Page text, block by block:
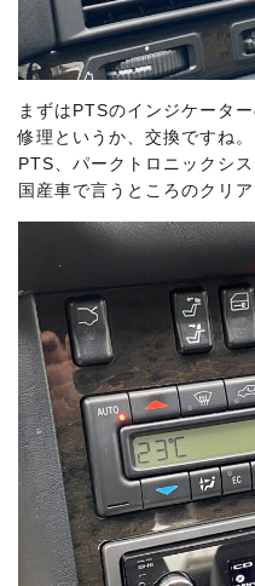
まずはPTSのインジケーター
修理というか、交換ですね。
PTS、パークトロニックシス
国産車で言うところのクリ